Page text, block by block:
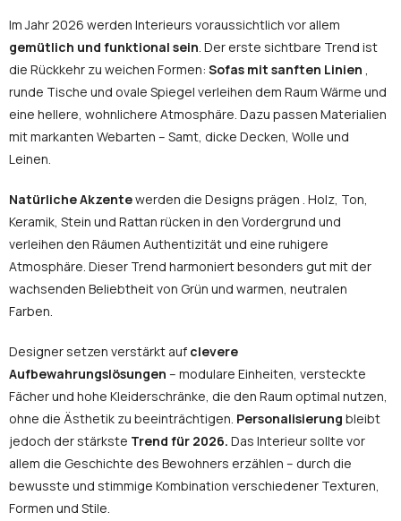
Im Jahr 2026 werden Interieurs voraussichtlich vor allem
gemütlich und funktional sein. Der erste sichtbare Trend ist
die Rückkehr zu weichen Formen: Sofas mit sanften Linien ,
runde Tische und ovale Spiegel verleihen dem Raum Wärme und
eine hellere, wohnlichere Atmosphäre. Dazu passen Materialien
mit markanten Webarten – Samt, dicke Decken, Wolle und
Leinen.
Natürliche Akzentewerden die Designs prägen . Holz, Ton,
Keramik, Stein und Rattan rücken in den Vordergrund und
verleihen den Räumen Authentizität und eine ruhigere
Atmosphäre. Dieser Trend harmoniert besonders gut mit der
wachsenden Beliebtheit von Grün und warmen, neutralen
Farben.
Designer setzen verstärkt auf clevere
Aufbewahrungslösungen – modulare Einheiten, versteckte
Fächer und hohe Kleiderschränke, die den Raum optimal nutzen,
ohne die Ästhetik zu beeinträchtigen. Personalisierung bleibt
jedoch der stärkste Trend für 2026. Das Interieur sollte vor
allem die Geschichte des Bewohners erzählen – durch die
bewusste und stimmige Kombination verschiedener Texturen,
Formen und Stile.